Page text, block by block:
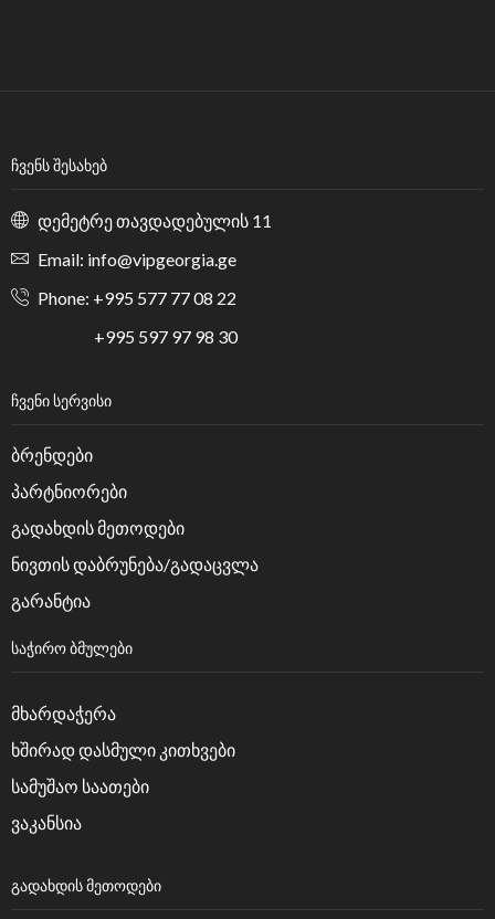
ᲩᲕᲔᲜᲡ ᲨᲔᲡᲐᲮᲔᲑ
დემეტრე თავდადებულის 11
Email: info@vipgeorgia.ge
Phone: +995 577 77 08 22
+995 597 97 98 30
ᲩᲕᲔᲜᲘ ᲡᲔᲠᲕᲘᲡᲘ
ბრენდები
პარტნიორები
გადახდის მეთოდები
ნივთის დაბრუნება/გადაცვლა
გარანტია
ᲡᲐᲭᲘᲠᲝ ᲑᲛᲣᲚᲔᲑᲘ
მხარდაჭერა
ხშირად დასმული კითხვები
სამუშაო საათები
ვაკანსია
ᲒᲐᲓᲐᲮᲓᲘᲡ ᲛᲔᲗᲝᲓᲔᲑᲘ